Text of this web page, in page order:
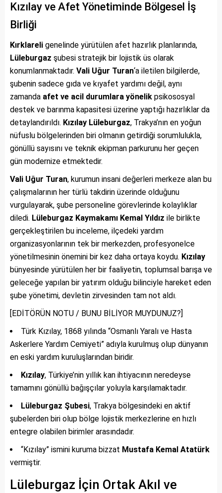
Kızılay ve Afet Yönetiminde Bölgesel İş
Birliği
Kırklareli genelinde yürütülen afet hazırlık planlarında,
Lüleburgaz şubesi stratejik bir lojistik üs olarak
konumlanmaktadır. Vali Uğur Turan‘a iletilen bilgilerde,
şubenin sadece gıda ve kıyafet yardımı değil, aynı
zamanda afet ve acil durumlara yönelik psikososyal
destek ve barınma kapasitesi üzerine yaptığı hazırlıklar da
detaylandırıldı. Kızılay Lüleburgaz, Trakya’nın en yoğun
nüfuslu bölgelerinden biri olmanın getirdiği sorumlulukla,
gönüllü sayısını ve teknik ekipman parkurunu her geçen
gün modernize etmektedir.
Vali Uğur Turan, kurumun insani değerleri merkeze alan bu
çalışmalarının her türlü takdirin üzerinde olduğunu
vurgulayarak, şube personeline görevlerinde kolaylıklar
diledi. Lüleburgaz Kaymakamı Kemal Yıldız ile birlikte
gerçekleştirilen bu inceleme, ilçedeki yardım
organizasyonlarının tek bir merkezden, profesyonelce
yönetilmesinin önemini bir kez daha ortaya koydu. Kızılay
bünyesinde yürütülen her bir faaliyetin, toplumsal barışa ve
geleceğe yapılan bir yatırım olduğu bilinciyle hareket eden
şube yönetimi, devletin zirvesinden tam not aldı.
[EDİTÖRÜN NOTU / BUNU BİLİYOR MUYDUNUZ?]
Türk Kızılay, 1868 yılında “Osmanlı Yaralı ve Hasta
Askerlere Yardım Cemiyeti” adıyla kurulmuş olup dünyanın
en eski yardım kuruluşlarından biridir.
Kızılay, Türkiye’nin yıllık kan ihtiyacının neredeyse
tamamını gönüllü bağışçılar yoluyla karşılamaktadır.
Lüleburgaz Şubesi, Trakya bölgesindeki en aktif
şubelerden biri olup bölge lojistik merkezlerine en hızlı
entegre olabilen birimler arasındadır.
“Kızılay” ismini kuruma bizzat Mustafa Kemal Atatürk
vermiştir.
Lüleburgaz İçin Ortak Akıl ve